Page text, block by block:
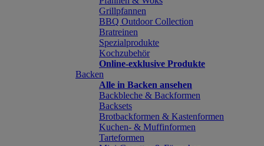
Grillpfannen
BBQ Outdoor Collection
Bratreinen
Spezialprodukte
Kochzubehör
Online-exklusive Produkte
Backen
Alle in Backen ansehen
Backbleche & Backformen
Backsets
Brotbackformen & Kastenformen
Kuchen- & Muffinformen
Tarteformen